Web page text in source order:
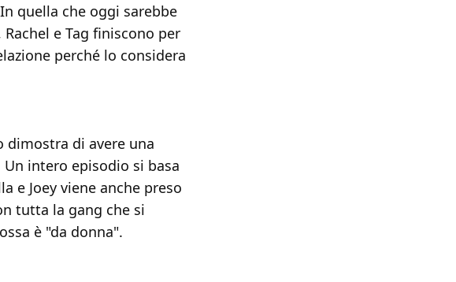
quella che oggi sarebbe
e Tag finiscono per
perché lo considera
dimostra di avere una
intero episodio si basa
e Joey viene anche preso
tutta la gang che si
è "da donna".